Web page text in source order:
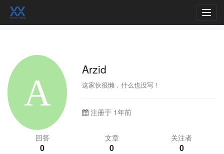
Arzid
这家伙很懒，什么也没写！
注册于 1年前
回答
0
文章
0
关注者
0